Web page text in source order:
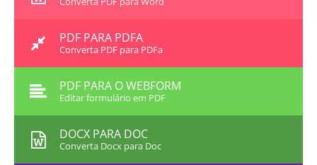
PDF PARA PDFA
Converta PDF para PDFa
PDF PARA O WEBFORM
Editar formulário em PDF
DOCX PARA DOC
Converta Docx para Doc